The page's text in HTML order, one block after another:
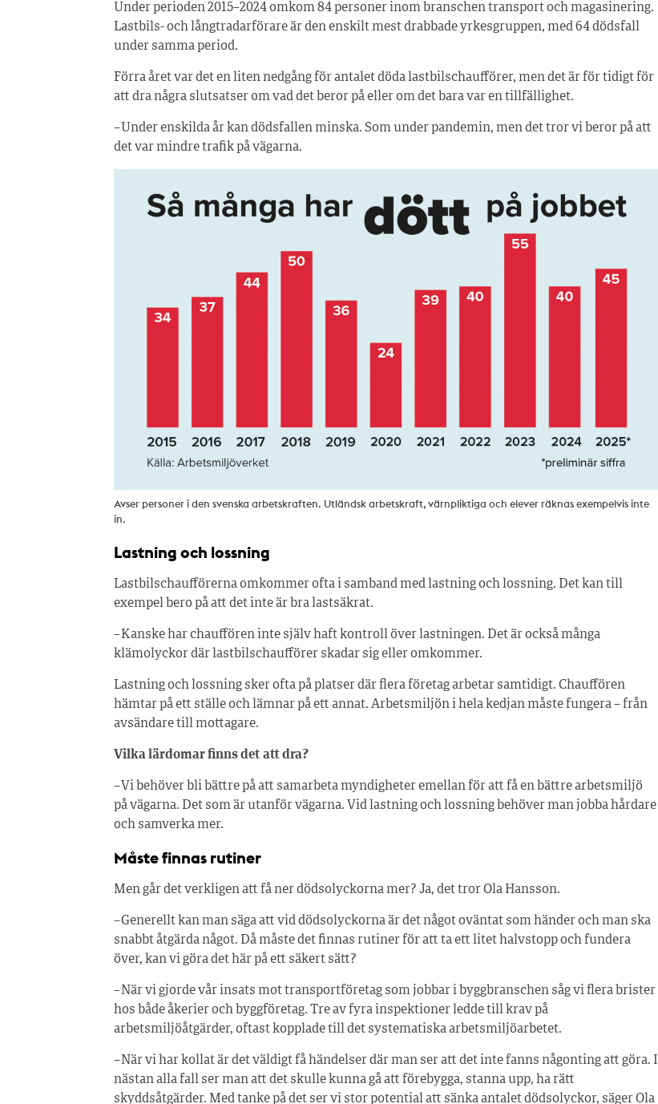
Under perioden 2015–2024 omkom 84 personer inom branschen transport och magasinering.
Lastbils- och långtradarförare är den enskilt mest drabbade yrkesgruppen, med 64 dödsfall
under samma period.
Förra året var det en liten nedgång för antalet döda lastbilschaufförer, men det är för tidigt för
att dra några slutsatser om vad det beror på eller om det bara var en tillfällighet.
– Under enskilda år kan dödsfallen minska. Som under pandemin, men det tror vi beror på att
det var mindre trafik på vägarna.
Avser personer i den svenska arbetskraften. Utländsk arbetskraft, värnpliktiga och elever räknas exempelvis inte
in.
Lastning och lossning
Lastbilschaufförerna omkommer ofta i samband med lastning och lossning. Det kan till
exempel bero på att det inte är bra lastsäkrat.
– Kanske har chauffören inte själv haft kontroll över lastningen. Det är också många
klämolyckor där lastbilschaufförer skadar sig eller omkommer.
Lastning och lossning sker ofta på platser där flera företag arbetar samtidigt. Chauffören
hämtar på ett ställe och lämnar på ett annat. Arbetsmiljön i hela kedjan måste fungera – från
avsändare till mottagare.
Vilka lärdomar finns det att dra?
– Vi behöver bli bättre på att samarbeta myndigheter emellan för att få en bättre arbetsmiljö
på vägarna. Det som är utanför vägarna. Vid lastning och lossning behöver man jobba hårdare
och samverka mer.
Måste finnas rutiner
Men går det verkligen att få ner dödsolyckorna mer? Ja, det tror Ola Hansson.
– Generellt kan man säga att vid dödsolyckorna är det något oväntat som händer och man ska
snabbt åtgärda något. Då måste det finnas rutiner för att ta ett litet halvstopp och fundera
över, kan vi göra det här på ett säkert sätt?
– När vi gjorde vår insats mot transportföretag som jobbar i byggbranschen såg vi flera brister
hos både åkerier och byggföretag. Tre av fyra inspektioner ledde till krav på
arbetsmiljöåtgärder, oftast kopplade till det systematiska arbetsmiljöarbetet.
– När vi har kollat är det väldigt få händelser där man ser att det inte fanns någonting att göra. I
nästan alla fall ser man att det skulle kunna gå att förebygga, stanna upp, ha rätt
skyddsåtgärder. Med tanke på det ser vi stor potential att sänka antalet dödsolyckor, säger Ola